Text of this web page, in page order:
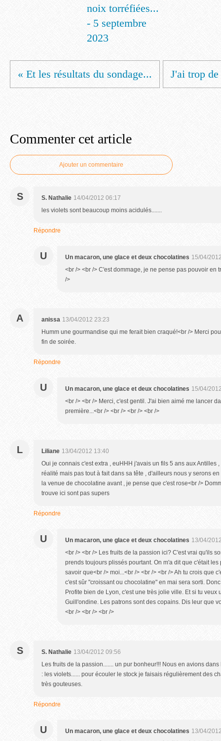
noix torréfiées...
- 5 septembre
2023
« Et les résultats du sondage... J'ai trop
Commenter cet article
Ajouter un commentaire
S S. Nathalie 14/04/2012 06:17
les violets sont beaucoup moins acidulés.......
Répondre
U Un macaron, une glace et deux chocolatines 15/04/
<br /> <br /> C'est dommage, je ne pense pas pouvoir en
/>
A anissa 13/04/2012 23:23
Humm une gourmandise qui me ferait bien craqué!<br /> Merci
fin de soirée.
Répondre
U Un macaron, une glace et deux chocolatines 15/04/
<br /> <br /> Merci, c'est gentil. J'ai bien aimé me lancer
première...<br /> <br /> <br /> <br />
L Liliane 13/04/2012 13:40
Oui je connais c'est extra , euHHH j'avais un fils 5 ans aux Antilles
réalité mais pas tout à fait dans sa tête , d'ailleurs nous y serons
la venue de chocolatine avant , je pense que c'est rose<br />
trouve ici sont pas supers
Répondre
U Un macaron, une glace et deux chocolatines 13/04/
<br /> <br /> Les fruits de la passion ici? C'est vrai qu'ils
prends toujours plissés pourtant. On m'a dit que c'était
savoir que<br /> moi...<br /> <br /> <br /> Ah tu crois que
c'est sûr "croissant ou chocolatine" en mai sera sorti.
Profite bien de Lyon, c'est une très jolie ville. Et si tu veux
Guill'ondine. Les patrons sont des copains. Dis leur que
<br /> <br /> <br />
S S. Nathalie 13/04/2012 09:56
Les fruits de la passion....... un pur bonheur!!! Nous en avions
: les violets...... pour écouler le stock je faisais régulièrement des
très gouteuses.
Répondre
U Un macaron, une glace et deux chocolatines 13/04/